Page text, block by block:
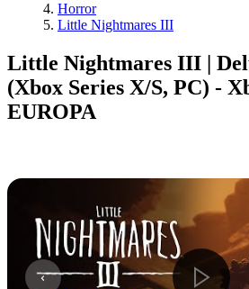
Horror
Little Nightmares III
Little Nightmares III |
(Xbox Series X/S, PC) -
EUROPA